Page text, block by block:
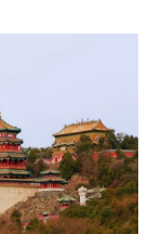
回应关切
部门服务